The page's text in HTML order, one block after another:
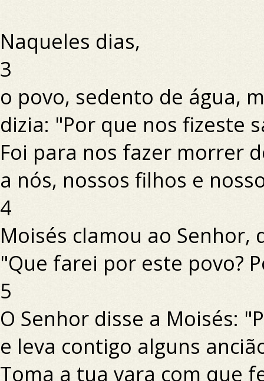
Naqueles dias,
3
o povo, sedento de água,
dizia: "Por que nos fizeste
Foi para nos fazer morrer
a nós, nossos filhos e
4
Moisés clamou ao Senhor,
"Que farei por este povo?
5
O Senhor disse a Moisés:
e leva contigo alguns
Toma a tua vara com que